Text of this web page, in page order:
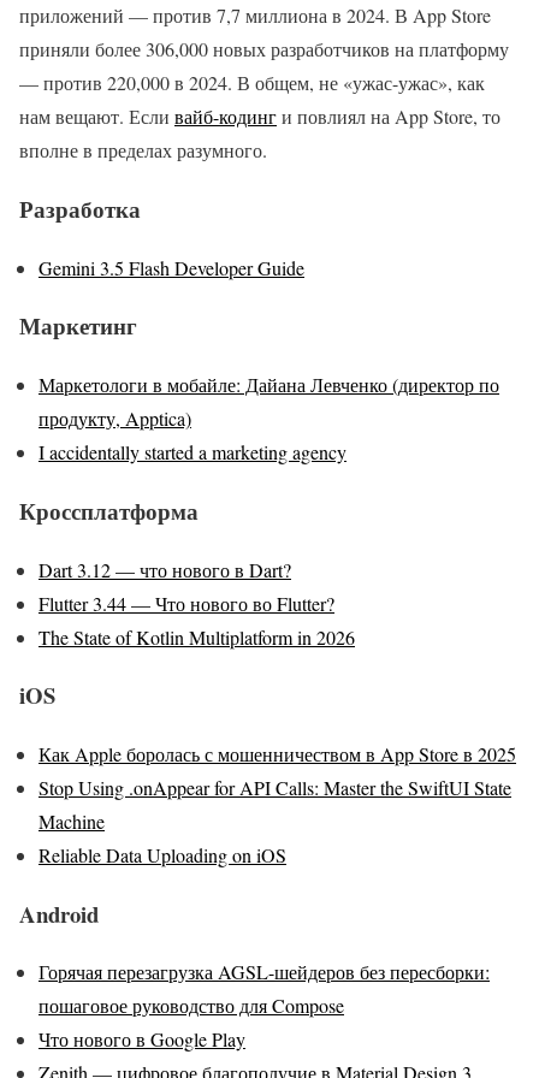
приложений — против 7,7 миллиона в 2024. В App Store
приняли более 306,000 новых разработчиков на платформу
— против 220,000 в 2024. В общем, не «ужас-ужас», как
нам вещают. Если вайб-кодинги повлиял на App Store, то
вполне в пределах разумного.
Разработка
Gemini 3.5 Flash Developer Guide
Маркетинг
Маркетологи в мобайле: Дайана Левченко (директор по
продукту, Apptica)
I accidentally started a marketing agency
Кроссплатформа
Dart 3.12 — что нового в Dart?
Flutter 3.44 — Что нового во Flutter?
The State of Kotlin Multiplatform in 2026
iOS
Как Apple боролась с мошенничеством в App Store в 2025
Stop Using .onAppear for API Calls: Master the SwiftUI State
Machine
Reliable Data Uploading on iOS
Android
Горячая перезагрузка AGSL-шейдеров без пересборки:
пошаговое руководство для Compose
Что нового в Google Play